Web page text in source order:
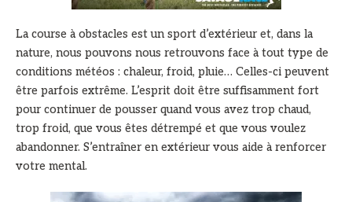
La course à obstacles est un sport d’extérieur et, dans la
nature, nous pouvons nous retrouvons face à tout type de
conditions météos : chaleur, froid, pluie… Celles-ci peuvent
être parfois extrême. L’esprit doit être suffisamment fort
pour continuer de pousser quand vous avez trop chaud,
trop froid, que vous êtes détrempé et que vous voulez
abandonner. S’entraîner en extérieur vous aide à renforcer
votre mental.